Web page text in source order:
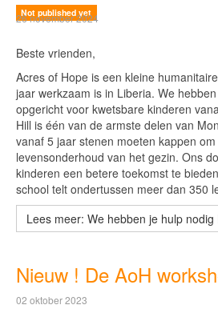
Not published yet
26 november 2024
Beste vrienden,
Acres of Hope is een kleine
jaar werkzaam is in Liberia. We
opgericht voor kwetsbare kinderen
Hill is één van de armste delen van
vanaf 5 jaar stenen moeten kappen
levensonderhoud van het gezin. Ons
kinderen een betere toekomst te
school telt ondertussen meer dan 350
Lees meer: We hebben je hulp nodig
Nieuw ! De AoH
02 oktober 2023